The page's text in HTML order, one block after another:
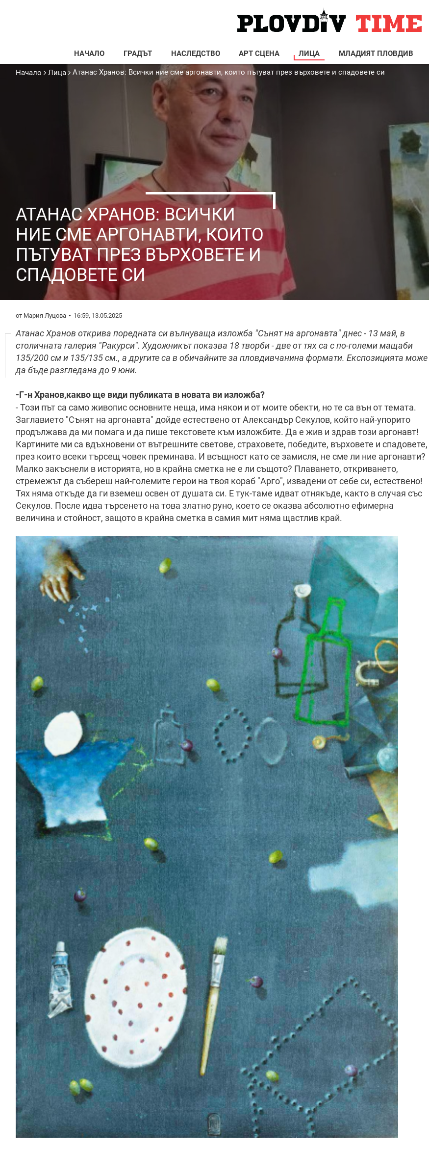
НАЧАЛО ГРАДЪТ НАСЛЕДСТВО АРТ СЦЕНА ЛИЦА МЛАДИЯТ ПЛОВДИВ
Начало Лица Атанас Хранов: Всички ние сме аргонавти, които пътуват през върховете и спадовете си
АТАНАС ХРАНОВ: ВСИЧКИ
НИЕ СМЕ АРГОНАВТИ, КОИТО
ПЪТУВАТ ПРЕЗ ВЪРХОВЕТЕ И
СПАДОВЕТЕ СИ
от Мария Луцова 16:59, 13.05.2025
Атанас Хранов открива поредната си вълнуваща изложба "Сънят на аргонавта" днес - 13 май, в
столичната галерия "Ракурси". Художникът показва 18 творби - две от тях са с по-големи мащаби
135/200 см и 135/135 см., а другите са в обичайните за пловдивчанина формати. Експозицията може
да бъде разгледана до 9 юни.
-Г-н Хранов,какво ще види публиката в новата ви изложба?
- Този път са само живопис основните неща, има някои и от моите обекти, но те са вън от темата.
Заглавието "Сънят на аргонавта" дойде естествено от Александър Секулов, който най-упорито
продължава да ми помага и да пише текстовете към изложбите. Да е жив и здрав този аргонавт!
Картините ми са вдъхновени от вътрешните светове, страховете, победите, върховете и спадовете,
през които всеки търсещ човек преминава. И всъщност като се замисля, не сме ли ние аргонавти?
Малко закъснели в историята, но в крайна сметка не е ли същото? Плаването, откриването,
стремежът да събереш най-големите герои на твоя кораб "Арго", извадени от себе си, естествено!
Тях няма откъде да ги вземеш освен от душата си. Е тук-таме идват отнякъде, както в случая със
Секулов. После идва търсенето на това златно руно, което се оказва абсолютно ефимерна
величина и стойност, защото в крайна сметка в самия мит няма щастлив край.